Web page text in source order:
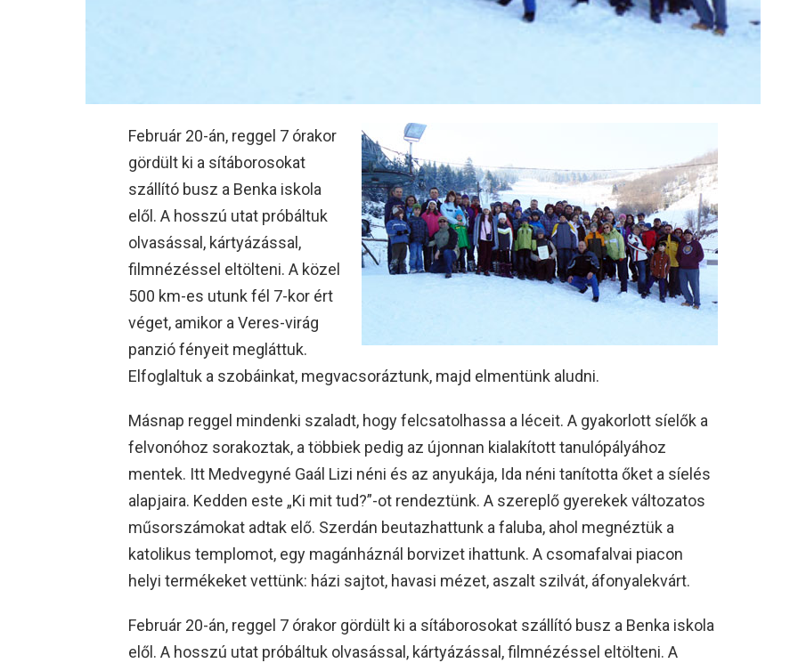
Február 20-án, reggel 7 órakor
gördült ki a sítáborosokat
szállító busz a Benka iskola
elől. A hosszú utat próbáltuk
olvasással, kártyázással,
filmnézéssel eltölteni. A közel
500 km-es utunk fél 7-kor ért
véget, amikor a Veres-virág
panzió fényeit megláttuk.
Elfoglaltuk a szobáinkat, megvacsoráztunk, majd elmentünk aludni.
Másnap reggel mindenki szaladt, hogy felcsatolhassa a léceit. A gyakorlott síelők a
felvonóhoz sorakoztak, a többiek pedig az újonnan kialakított tanulópályához
mentek. Itt Medvegyné Gaál Lizi néni és az anyukája, Ida néni tanította őket a síelés
alapjaira. Kedden este „Ki mit tud?”-ot rendeztünk. A szereplő gyerekek változatos
műsorszámokat adtak elő. Szerdán beutazhattunk a faluba, ahol megnéztük a
katolikus templomot, egy magánháznál borvizet ihattunk. A csomafalvai piacon
helyi termékeket vettünk: házi sajtot, havasi mézet, aszalt szilvát, áfonyalekvárt.
Február 20-án, reggel 7 órakor gördült ki a sítáborosokat szállító busz a Benka iskola
elől. A hosszú utat próbáltuk olvasással, kártyázással, filmnézéssel eltölteni. A